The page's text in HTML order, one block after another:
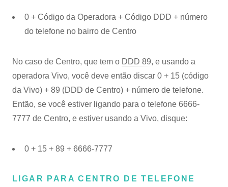
0 + Código da Operadora + Código DDD + número
do telefone no bairro de Centro
No caso de Centro, que tem o DDD 89, e usando a
operadora Vivo, você deve então discar 0 + 15 (código
da Vivo) + 89 (DDD de Centro) + número de telefone.
Então, se você estiver ligando para o telefone 6666-
7777 de Centro, e estiver usando a Vivo, disque:
0 + 15 + 89 + 6666-7777
LIGAR PARA CENTRO DE TELEFONE